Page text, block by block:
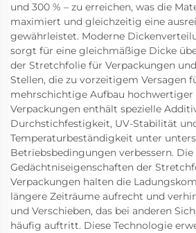
und 300 % – zu erreichen, was die
maximiert und gleichzeitig eine
gewährleistet. Moderne
sorgt für eine gleichmäßige Dicke
der Stretchfolie für Verpackungen
Stellen, die zu vorzeitigem Versagen
mehrschichtige Aufbau
Verpackungen enthält spezielle
Durchstichfestigkeit, UV-Stabilität
Temperaturbeständigkeit unter
Betriebsbedingungen verbessern. Die
Gedächtniseigenschaften der
Verpackungen halten die
längere Zeiträume aufrecht und
und Verschieben, das bei anderen
häufig auftritt. Diese Technologie